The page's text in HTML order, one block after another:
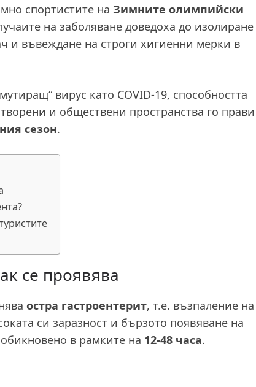
спортистите на Зимните олимпийски
на заболяване доведоха до изолиране
и въвеждане на строги хигиенни мерки в
вирус като COVID-19, способността
и обществени пространства го прави
сезон.
се проявява
остра гастроентерит, т.е. възпаление на
си заразност и бързото появяване на
в рамките на 12-48 часа.